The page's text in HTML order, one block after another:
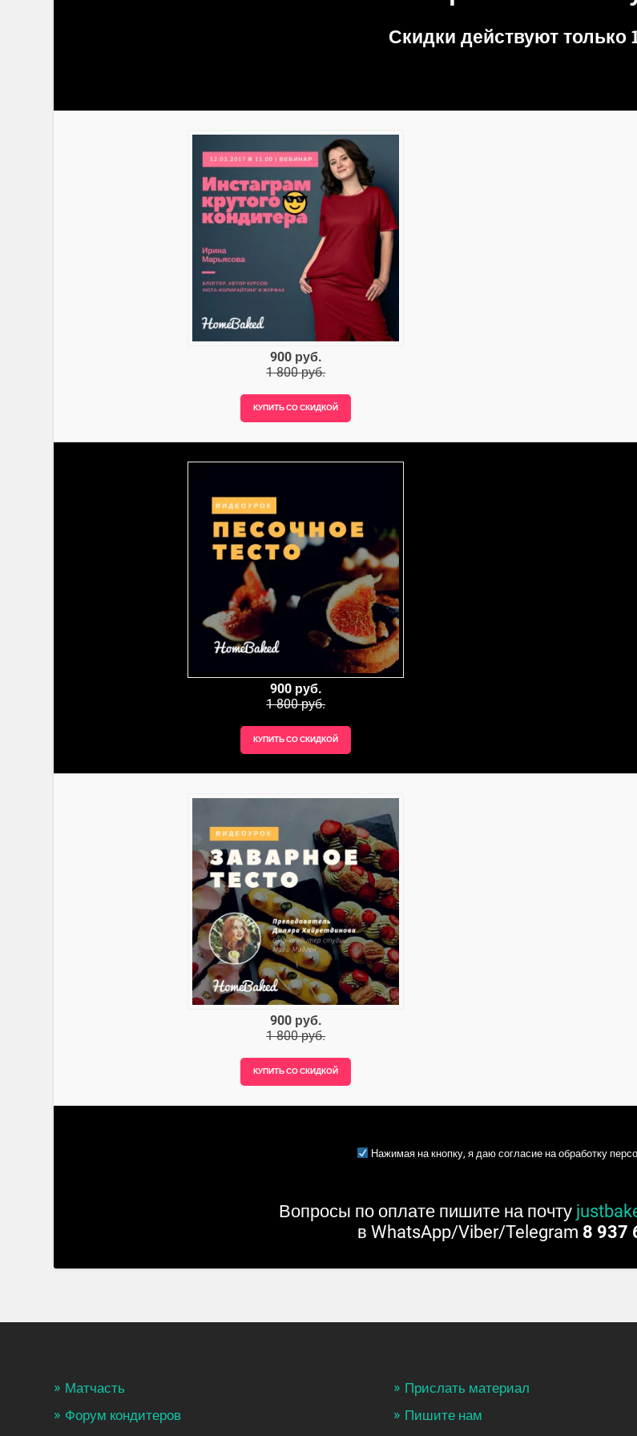
Скидки действуют только
900 руб.
1 800 руб.
900 руб.
1 800 руб.
900 руб.
1 800 руб.
Нажимая на кнопку, я даю согласие на обработку
Вопросы по оплате пишите на почту
в WhatsApp/Viber/Telegram 8 937
Матчасть
Форум кондитеров
Прислать материал
Пишите нам